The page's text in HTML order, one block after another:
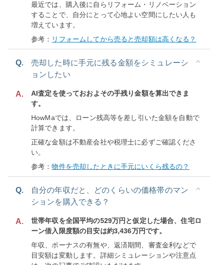
最近では、購入後に自らリフォーム・リノベーション
することで、自分にとって心地よい空間にしたい人も
増えています。
参考： リフォームしてから売ると売却額は高くなる？
Q.
売却した時に手元に残る金額をシミュレーシ
ョンしたい
A.
AI査定を使っておおよその手残り金額を算出できま
す。
HowMaでは、ローン残高等を差し引いた金額を自動で
計算できます。
正確な金額は不動産会社や税理士に必ずご確認くださ
い。
参考：物件を売却したときに手元にいくら残るの？
Q.
自分の年収だと、どのくらいの価格帯のマン
ションを購入できる？
A.
世帯年収を全国平均の529万円と仮定した場合、住宅ロ
ーン借入限度額の目安は約3,436万円です。
年収、ボーナスの有無や、返済期間、審査金利などで
目安額は変動します。詳細シミュレーションや注意点